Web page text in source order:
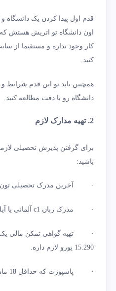
قدم اول پیدا کردن یک
اون دانشگاه تو اتریش هستش
کار وجود نداره و مستقیما از
کنید.
همچنین باید تو این قدم شرایط
دانشگاه رو با دقت مطالعه کنید.
2. تهیه مدارک لازم
برای گرفتن پذیرش تحصیلی
باشید:
· آخرین مدرک تحصیلی تون
· مدرک زبان c1 آلمانی یا آیلتس 6.5 انگلیسی
15.290 یورو لازم داره.
· پاسپورت که حداقل 18 ماه اعتبار داشته باشه.